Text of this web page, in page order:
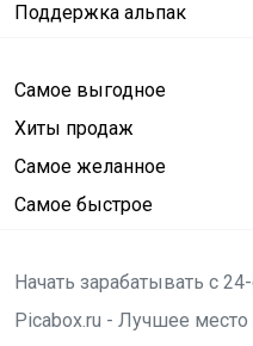
Поддержка альпак
Самое выгодное
Хиты продаж
Самое желанное
Самое быстрое
Начать зарабатывать с
Picabox.ru - Лучшее